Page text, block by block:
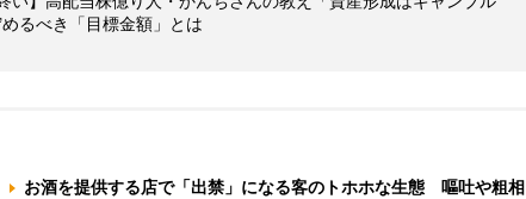
るべき「目標金額」とは
お酒を提供する店で「出禁」になる客のトホホな生態 嘔吐や粗相